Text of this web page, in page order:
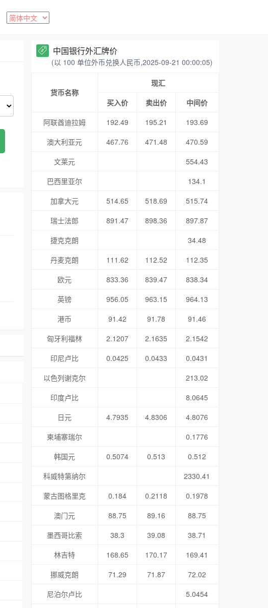
中国银行外汇牌价
(以 100 单位外币兑换人民币,2025-09-21 00:00:05)
货币名称
现汇
买入价
卖出价
中间价
阿联酋迪拉姆
192.49 195.21
193.69
澳大利亚元
467.76 471.48
470.59
文莱元
554.43
巴西里亚尔
134.1
加拿大元
514.65 518.69
515.74
瑞士法郎
891.47 898.36
897.87
捷克克朗
34.48
丹麦克朗
111.62 112.52
112.35
欧元
833.36 839.47
838.34
英镑
956.05 963.15
964.13
港币
91.42 91.78
91.46
匈牙利福林
2.1207 2.1635
2.1542
印尼卢比
0.0425 0.0433
0.0431
以色列谢克尔
213.02
印度卢比
8.0645
日元
4.7935 4.8306
4.8076
柬埔寨瑞尔
0.1776
韩国元
0.5074 0.513
0.512
科威特第纳尔
2330.41
蒙古图格里克
0.184 0.2118
0.1978
澳门元
88.75 89.16
88.75
墨西哥比索
38.3 39.08
38.71
林吉特
168.65 170.17
169.41
挪威克朗
71.29 71.87
72.02
尼泊尔卢比
5.0454